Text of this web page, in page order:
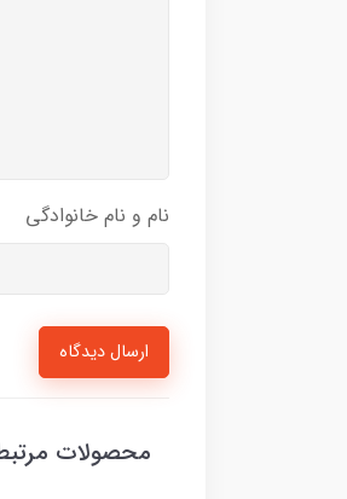
نام و نام خانوادگی
ارسال دیدگاه
محصولات